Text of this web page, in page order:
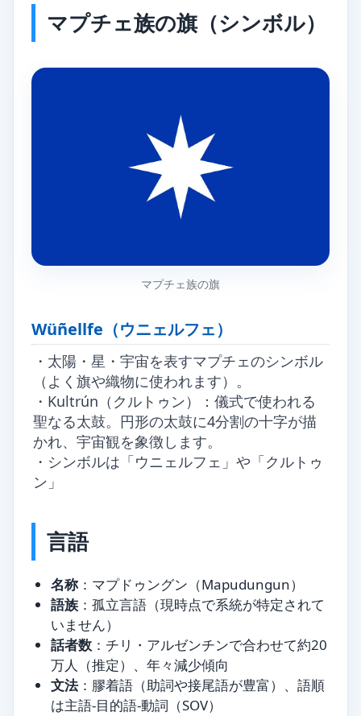
マプチェ族の旗（シンボル）
マプチェ族の旗
Wüñellfe（ウニェルフェ）
・太陽・星・宇宙を表すマプチェのシンボル
（よく旗や織物に使われます）。
・Kultrún（クルトゥン）：儀式で使われる
聖なる太鼓。円形の太鼓に4分割の十字が描
かれ、宇宙観を象徴します。
・シンボルは「ウニェルフェ」や「クルトゥ
ン」
言語
名称：マプドゥングン（Mapudungun）
語族：孤立言語（現時点で系統が特定されて
いません）
話者数：チリ・アルゼンチンで合わせて約20
万人（推定）、年々減少傾向
文法：膠着語（助詞や接尾語が豊富）、語順
は主語-目的語-動詞（SOV）